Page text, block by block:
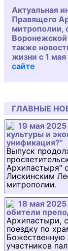
Актуальная
Правящего
митрополии,
также
жизни с 1
сайте
ГЛАВНЫЕ
19 мая
культуры и
унификация?"
Выпуск
Архипастыря"
Лискинским
митрополии.
18 мая
обители
Архипастыри,
поездку по
Божественную
участников